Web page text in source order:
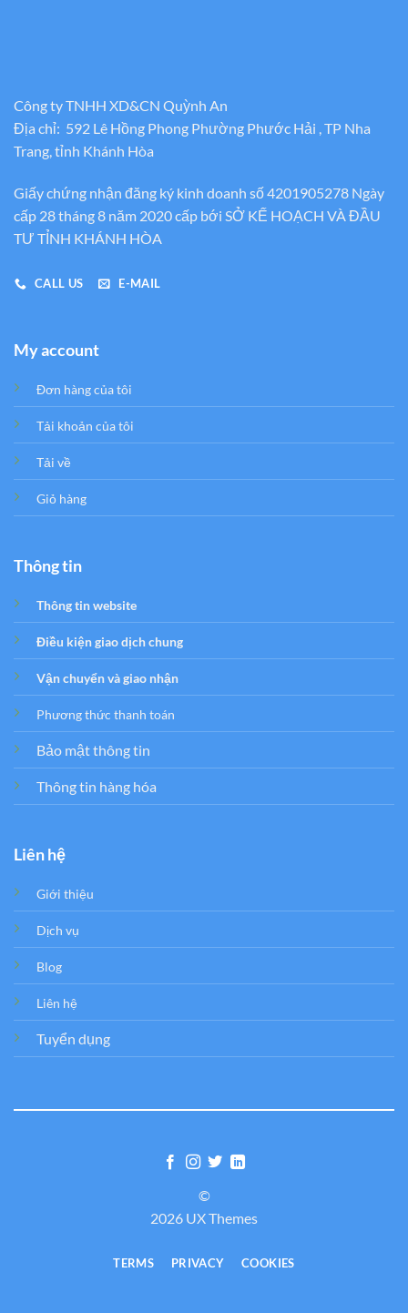
Công ty TNHH XD&CN Quỳnh An
Địa chỉ: 592 Lê Hồng Phong Phường Phước Hải , TP Nha
Trang, tỉnh Khánh Hòa
Giấy chứng nhận đăng ký kinh doanh số 4201905278 Ngày
cấp 28 tháng 8 năm 2020 cấp bới SỞ KẾ HOẠCH VÀ ĐẦU
TƯ TỈNH KHÁNH HÒA
CALL US E-MAIL
My account
Đơn hàng của tôi
Tải khoản của tôi
Tải về
Giỏ hàng
Thông tin
Thông tin website
Điều kiện giao dịch chung
Vận chuyển và giao nhận
Phương thức thanh toán
Bảo mật thông tin
Thông tin hàng hóa
Liên hệ
Giới thiệu
Dịch vụ
Blog
Liên hệ
Tuyển dụng
©
2026 UX Themes
TERMS PRIVACY COOKIES